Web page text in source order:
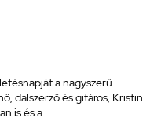
a nagyszerű
dalszerző és gitáros, Kristin
is és a ...